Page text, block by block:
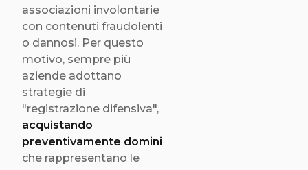
associazioni involontarie
con contenuti fraudolenti
o dannosi. Per questo
motivo, sempre più
aziende adottano
strategie di
"registrazione difensiva",
acquistando
preventivamente domini
che rappresentano le